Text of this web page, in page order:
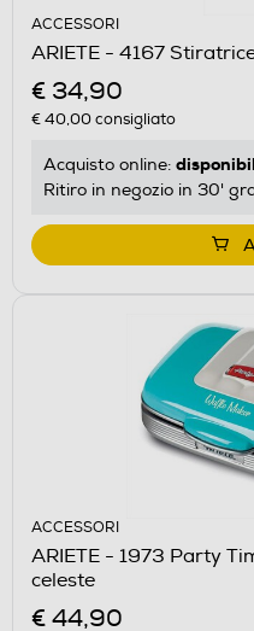
ACCESSORI
ARIETE - 4167
€ 34,90
€ 40,00consigliato
Acquisto online:
Ritiro in negozio in 30'
ACCESSORI
ARIETE - 1973 Party
celeste
€ 44,90